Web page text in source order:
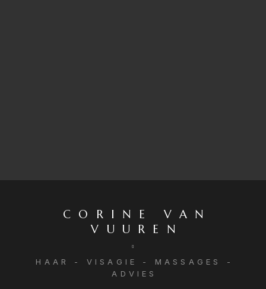
CORINE VAN
VUUREN
HAAR - VISAGIE - MASSAGES -
ADVIES